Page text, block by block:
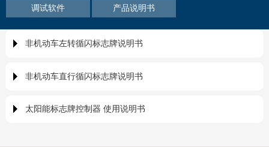
调试软件 产品说明书
非机动车左转循闪标志牌说明书
非机动车直行循闪标志牌说明书
太阳能标志牌控制器 使用说明书